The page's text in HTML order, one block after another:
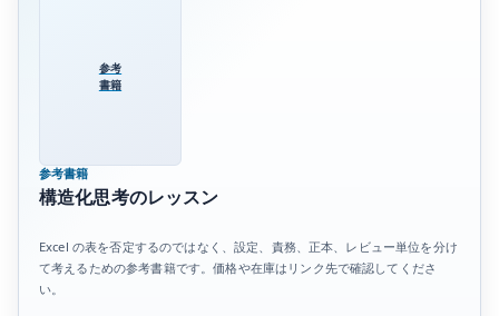
参考
書籍
参考書籍
構造化思考のレッスン
Excel の表を否定するのではなく、設定、責務、正本、レビュー単位を分け
て考えるための参考書籍です。価格や在庫はリンク先で確認してくださ
い。